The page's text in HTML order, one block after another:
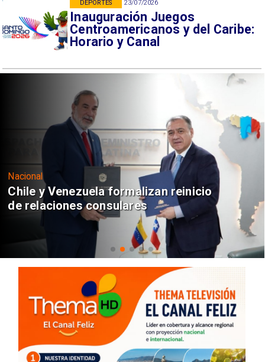
23/07/2026
Inauguración Juegos
Centroamericanos y del Caribe:
Horario y Canal
DEPORTES
Nacional
Chile y Venezuela formalizan reinicio
de relaciones consulares